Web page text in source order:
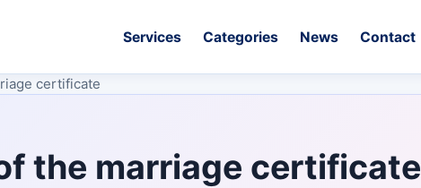
Services Categories News Contact
certificate
the marriage certificate